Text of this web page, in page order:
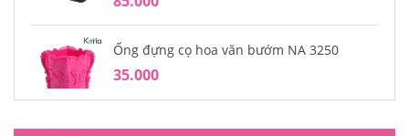
Ống đựng cọ hoa văn bướm NA 3250
35.000